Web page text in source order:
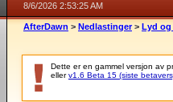
8/6/2026 2:53:25 AM
AfterDawn > Nedlastinger > Lyd og
Dette er en gammel versjon av
ellerv1.6 Beta 15 (siste